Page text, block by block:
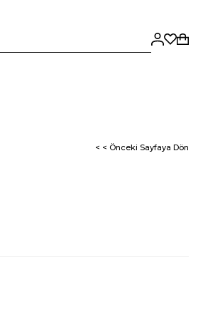
< < Önceki Sayfaya Dön